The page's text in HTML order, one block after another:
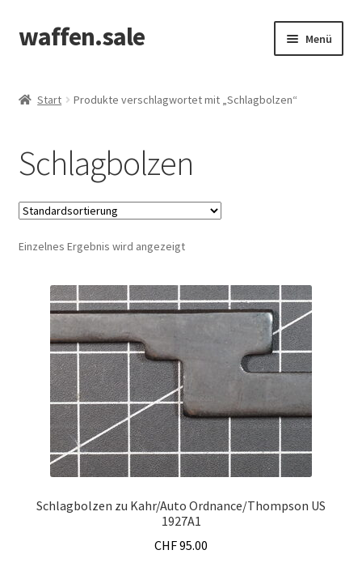
Zur
Navigation
Zum
Inhalt
waffen.sale Menü
Allgemeine Bedingungen
Cookie Policy (EU)
Edit Profile
Kasse
Kontakt
Log In
Mein Konto
Neue Produkte
Register
Start Produkte verschlagwortet mit „Schlagbolzen“
Schlagbolzen
Einzelnes Ergebnis wird angezeigt
Schlagbolzen zu Kahr/Auto Ordnance/Thompson US
1927A1
CHF95.00